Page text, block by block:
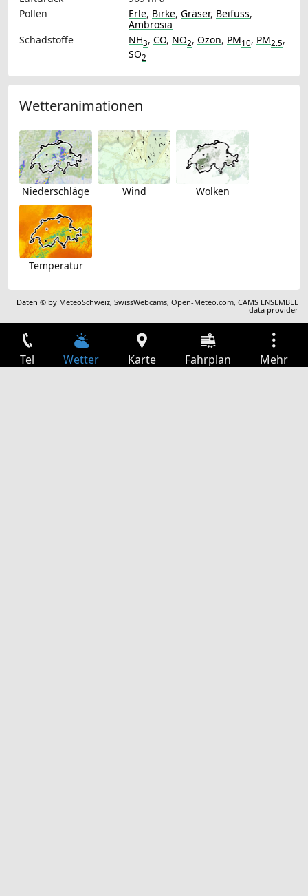
Pollen
Erle, Birke, Gräser, Beifuss,
Ambrosia
Schadstoffe
NH3, CO, NO2, Ozon, PM10, PM2.5,
SO2
Wetteranimationen
Niederschläge Wind Wolken
Temperatur
Daten © by MeteoSchweiz,SwissWebcams,Open-Meteo.com,CAMS ENSEMBLE
data provider
Tel Wetter Karte Fahrplan Mehr